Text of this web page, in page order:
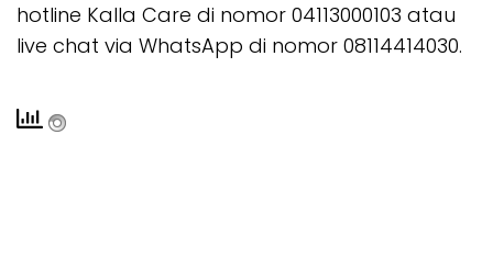
hotline Kalla Care di nomor 04113000103 atau
live chat via WhatsApp di nomor 08114414030.